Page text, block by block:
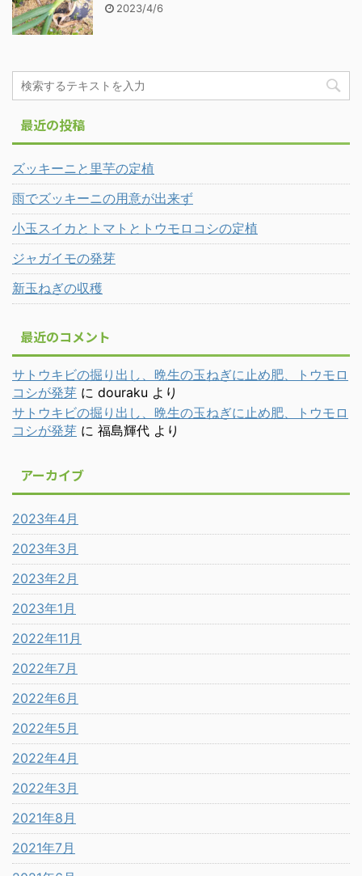
2023/4/6
最近の投稿
ズッキーニと里芋の定植
雨でズッキーニの用意が出来ず
小玉スイカとトマトとトウモロコシの定植
ジャガイモの発芽
新玉ねぎの収穫
最近のコメント
サトウキビの掘り出し、晩生の玉ねぎに止め肥、トウモロ
コシが発芽 に douraku より
サトウキビの掘り出し、晩生の玉ねぎに止め肥、トウモロ
コシが発芽 に 福島輝代 より
アーカイブ
2023年4月
2023年3月
2023年2月
2023年1月
2022年11月
2022年7月
2022年6月
2022年5月
2022年4月
2022年3月
2021年8月
2021年7月